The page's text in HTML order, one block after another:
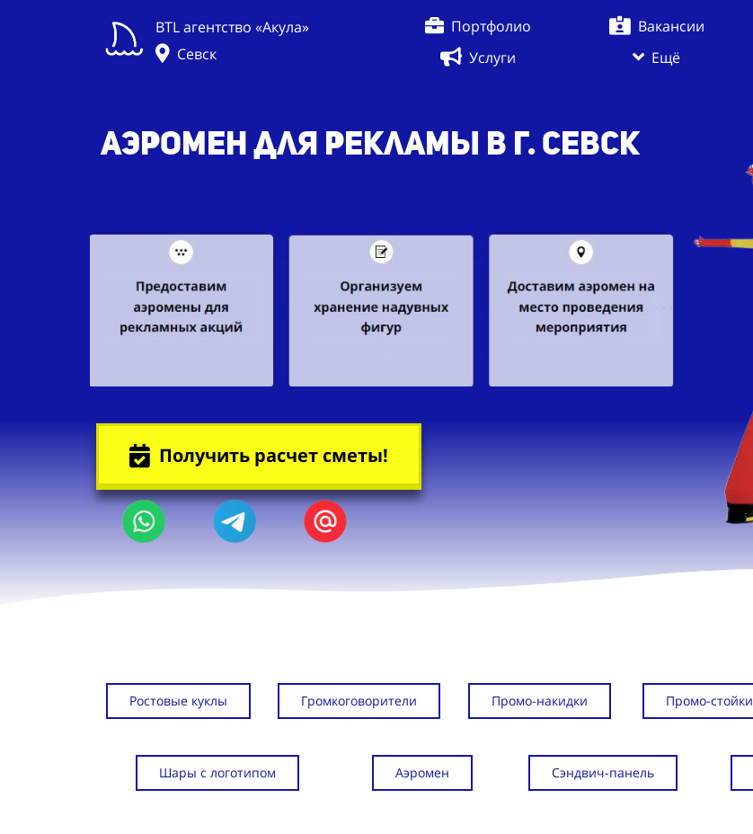
BTL агентство «Акула»
Севск
Портфолио
Вакансии
Услуги
Ещё
Аэромен для рекламы в г. Севск
Получить расчет сметы!
Ростовые куклы Громкоговорители Промо-накидки Промо-стойки
Шары с логотипом Аэромен Сэндвич-панель